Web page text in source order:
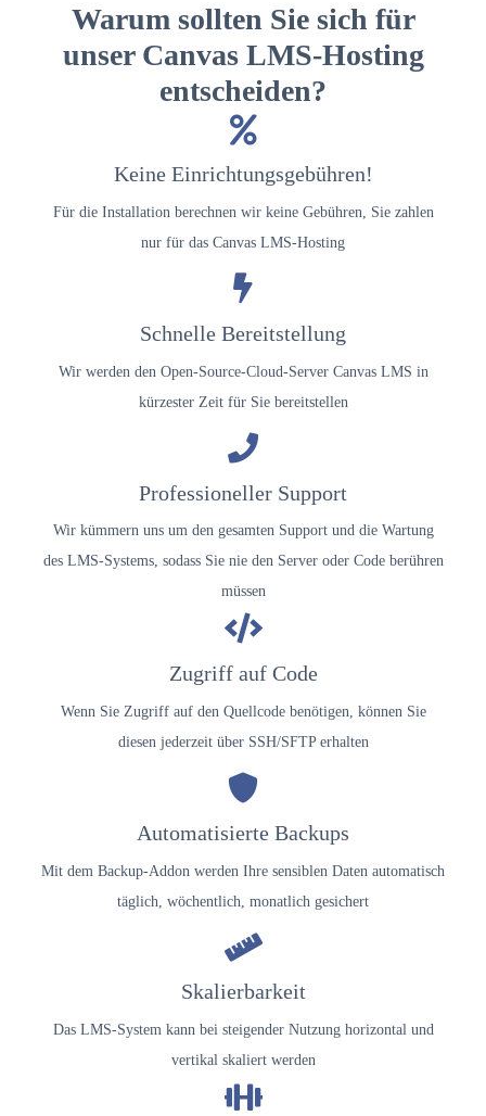
Warum sollten Sie sich für
unser Canvas LMS-Hosting
entscheiden?
Keine Einrichtungsgebühren!
Für die Installation berechnen wir keine Gebühren, Sie zahlen
nur für das Canvas LMS-Hosting
Schnelle Bereitstellung
Wir werden den Open-Source-Cloud-Server Canvas LMS in
kürzester Zeit für Sie bereitstellen
Professioneller Support
Wir kümmern uns um den gesamten Support und die Wartung
des LMS-Systems, sodass Sie nie den Server oder Code berühren
müssen
Zugriff auf Code
Wenn Sie Zugriff auf den Quellcode benötigen, können Sie
diesen jederzeit über SSH/SFTP erhalten
Automatisierte Backups
Mit dem Backup-Addon werden Ihre sensiblen Daten automatisch
täglich, wöchentlich, monatlich gesichert
Skalierbarkeit
Das LMS-System kann bei steigender Nutzung horizontal und
vertikal skaliert werden